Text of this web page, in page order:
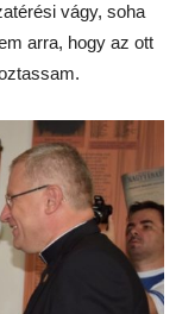
vágy, soha
arra, hogy az ott